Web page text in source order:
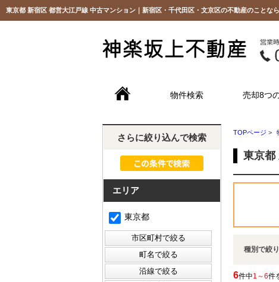
東京都 新宿区 都営大江戸線 中古マンション｜新宿区・千代田区・文京区の不動産のことな
物件検索 売却8つ
TOPページ >
東京都
種別で絞
6件中1～6件
さらに絞り込んで検索
エリア
東京都